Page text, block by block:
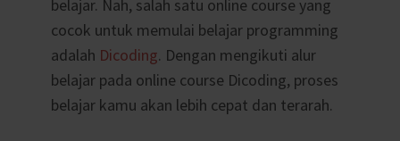
belajar. Nah, salah satu online course yang
cocok untuk memulai belajar programming
adalah Dicoding. Dengan mengikuti alur
belajar pada online course Dicoding, proses
belajar kamu akan lebih cepat dan terarah.